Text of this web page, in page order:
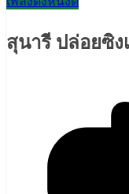
สุนารี ปล่อยซิง